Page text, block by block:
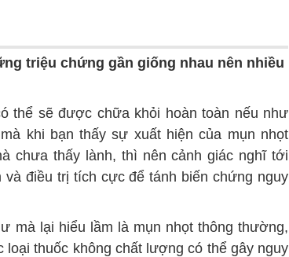
triệu chứng gần giống nhau nên nhiều
thể sẽ được chữa khỏi hoàn toàn nếu như
khi bạn thấy sự xuất hiện của mụn nhọt
chưa thấy lành, thì nên cảnh giác nghĩ tới
và điều trị tích cực để tánh biến chứng nguy
mà lại hiểu lầm là mụn nhọt thông thường,
thuốc không chất lượng có thể gây nguy